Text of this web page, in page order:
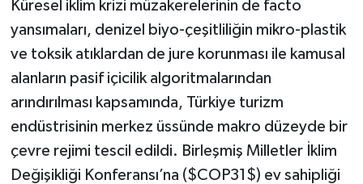
Küresel iklim krizi müzakerelerinin de facto
yansımaları, denizel biyo-çeşitliliğin mikro-plastik
ve toksik atıklardan de jure korunması ile kamusal
alanların pasif içicilik algoritmalarından
arındırılması kapsamında, Türkiye turizm
endüstrisinin merkez üssünde makro düzeyde bir
çevre rejimi tescil edildi. Birleşmiş Milletler İklim
Değişikliği Konferansı’na ($COP31$) ev sahipliği